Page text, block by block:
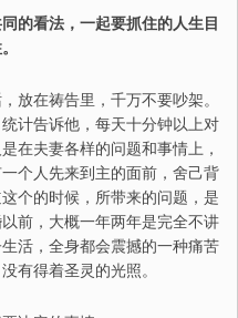
的看法，一起要抓住的人生目
放在祷告里，千万不要吵架。
统计告诉他 ， 每天十分钟以上对
在夫妻各样的问题和事情上，
一个 人 先来到主的面前，舍己背
个的时候，所带来的问题，是
前，大概一年两年是完全不讲
活，全身都会震撼的一种痛苦
没有得着圣灵的光照。